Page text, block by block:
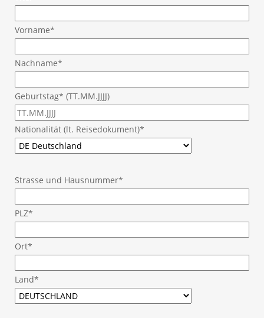
Vorname*
Nachname*
Geburtstag* (TT.MM.JJJJ)
Nationalität (lt. Reisedokument)*
Strasse und Hausnummer*
PLZ*
Ort*
Land*